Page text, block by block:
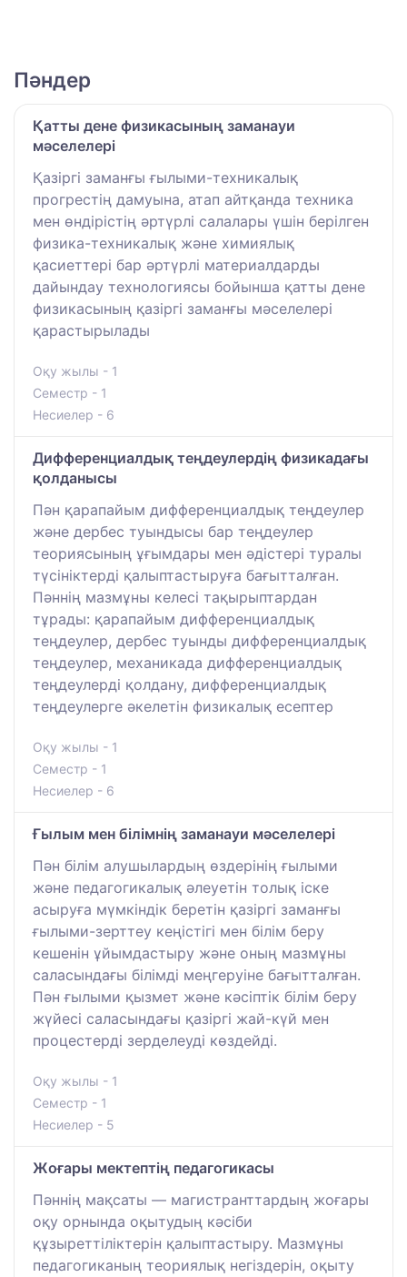
Пәндер
Қатты дене физикасының заманауи
мәселелері
Қазіргі заманғы ғылыми-техникалық
прогрестің дамуына, атап айтқанда техника
мен өндірістің әртүрлі салалары үшін берілген
физика-техникалық және химиялық
қасиеттері бар әртүрлі материалдарды
дайындау технологиясы бойынша қатты дене
физикасының қазіргі заманғы мәселелері
қарастырылады
Оқу жылы - 1
Семестр - 1
Несиелер - 6
Дифференциалдық теңдеулердің физикадағы
қолданысы
Пән қарапайым дифференциалдық теңдеулер
және дербес туындысы бар теңдеулер
теориясының ұғымдары мен әдістері туралы
түсініктерді қалыптастыруға бағытталған.
Пәннің мазмұны келесі тақырыптардан
тұрады: қарапайым дифференциалдық
теңдеулер, дербес туынды дифференциалдық
теңдеулер, механикада дифференциалдық
теңдеулерді қолдану, дифференциалдық
теңдеулерге әкелетін физикалық есептер
Оқу жылы - 1
Семестр - 1
Несиелер - 6
Ғылым мен білімнің заманауи мәселелері
Пән білім алушылардың өздерінің ғылыми
және педагогикалық әлеуетін толық іске
асыруға мүмкіндік беретін қазіргі заманғы
ғылыми-зерттеу кеңістігі мен білім беру
кешенін ұйымдастыру және оның мазмұны
саласындағы білімді меңгеруіне бағытталған.
Пән ғылыми қызмет және кәсіптік білім беру
жүйесі саласындағы қазіргі жай-күй мен
процестерді зерделеуді көздейді.
Оқу жылы - 1
Семестр - 1
Несиелер - 5
Жоғары мектептің педагогикасы
Пәннің мақсаты — магистранттардың жоғары
оқу орнында оқытудың кәсіби
құзыреттіліктерін қалыптастыру. Мазмұны
педагогиканың теориялық негіздерін, оқыту